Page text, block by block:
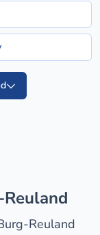
Reuland
Reuland